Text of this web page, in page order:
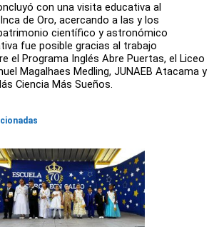
con una visita educativa al
de Oro, acercando a las y los
científico y astronómico
fue posible gracias al trabajo
el Programa Inglés Abre Puertas, el Liceo
Magalhaes Medling, JUNAEB Atacama y
Ciencia Más Sueños.